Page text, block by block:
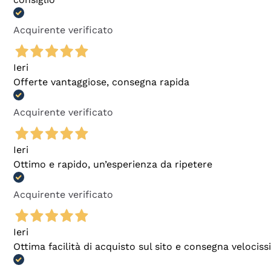
Acquirente verificato
Ieri
Offerte vantaggiose, consegna rapida
Acquirente verificato
Ieri
Ottimo e rapido, un’esperienza da ripetere
Acquirente verificato
Ieri
Ottima facilità di acquisto sul sito e consegna